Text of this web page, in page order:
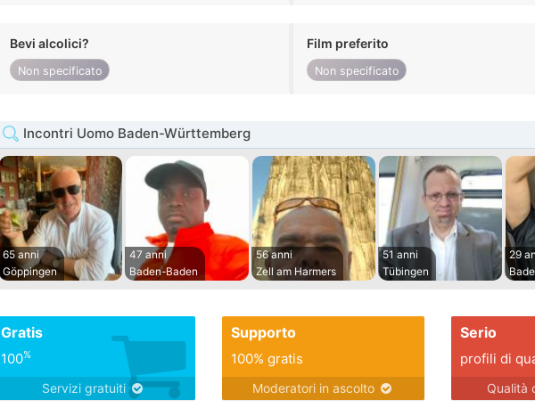
Bevi alcolici?
Non specificato
Film preferito
Non specificato
Incontri Uomo Baden-Württemberg
65 anni
Göppingen
47 anni
Baden-Baden
56 anni
Zell am Harmers
51 anni
Tübingen
29
Gratis
100%
Servizi gratuiti
Supporto
100% gratis
Moderatori in ascolto
Serio
profili di
Qualità